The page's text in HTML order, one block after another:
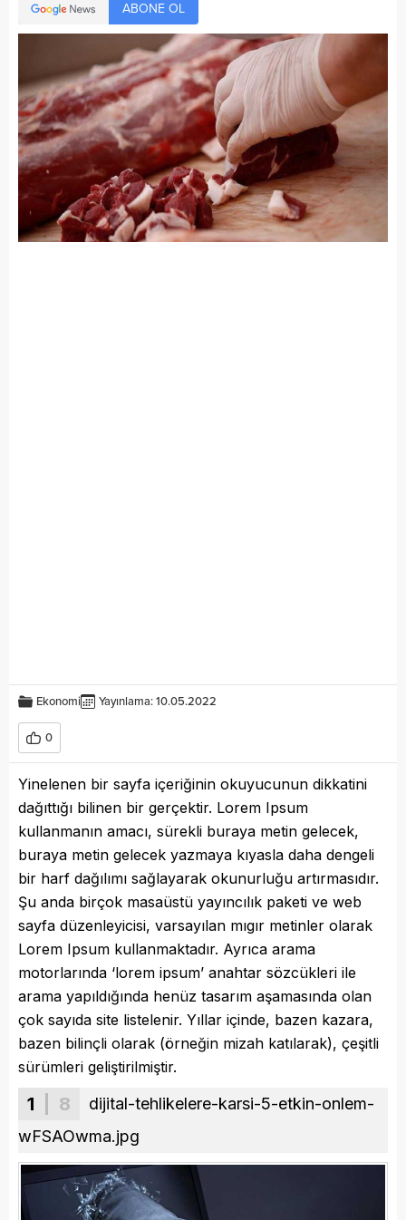
ABONE OL
Ekonomi Yayınlama: 10.05.2022
0
Yinelenen bir sayfa içeriğinin okuyucunun dikkatini
dağıttığı bilinen bir gerçektir. Lorem Ipsum
kullanmanın amacı, sürekli buraya metin gelecek,
buraya metin gelecek yazmaya kıyasla daha dengeli
bir harf dağılımı sağlayarak okunurluğu artırmasıdır.
Şu anda birçok masaüstü yayıncılık paketi ve web
sayfa düzenleyicisi, varsayılan mıgır metinler olarak
Lorem Ipsum kullanmaktadır. Ayrıca arama
motorlarında ‘lorem ipsum’ anahtar sözcükleri ile
arama yapıldığında henüz tasarım aşamasında olan
çok sayıda site listelenir. Yıllar içinde, bazen kazara,
bazen bilinçli olarak (örneğin mizah katılarak), çeşitli
sürümleri geliştirilmiştir.
1 | 8
dijital-tehlikelere-karsi-5-etkin-onlem-
wFSAOwma.jpg